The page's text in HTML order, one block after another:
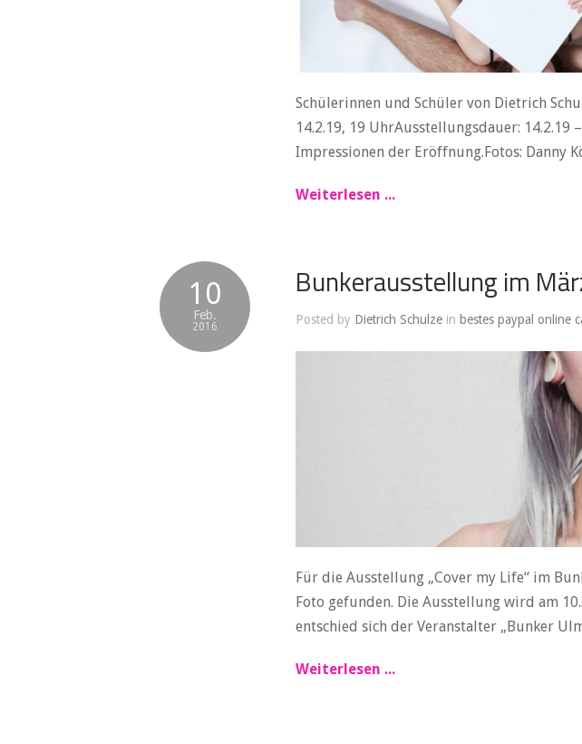
Schülerinnen und Schüler von Dietrich
14.2.19, 19 UhrAusstellungsdauer:
Impressionen der Eröffnung.Fotos: Danny
Weiterlesen ...
10
Feb.
2016
Bunkerausstellung im
Posted by Dietrich Schulze in bestes paypal online
Für die Ausstellung „Cover my Life“ im
Foto gefunden. Die Ausstellung wird am
entschied sich der Veranstalter „Bunker
Weiterlesen ...